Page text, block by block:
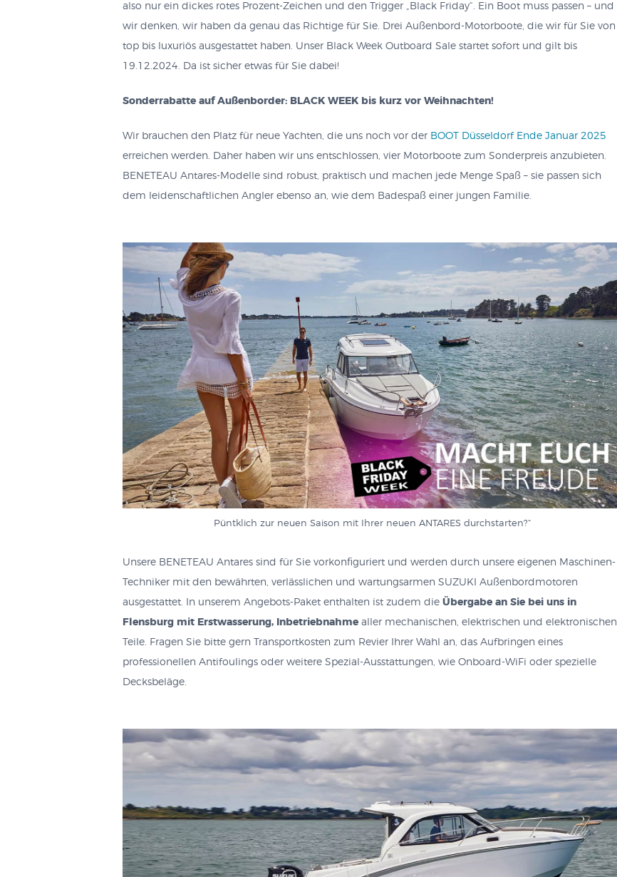
also nur ein dickes rotes Prozent-Zeichen und den Trigger „Black Friday“. Ein Boot muss passen – und
wir denken, wir haben da genau das Richtige für Sie. Drei Außenbord-Motorboote, die wir für Sie von
top bis luxuriös ausgestattet haben. Unser Black Week Outboard Sale startet sofort und gilt bis
19.12.2024. Da ist sicher etwas für Sie dabei!
Sonderrabatte auf Außenborder: BLACK WEEK bis kurz vor Weihnachten!
Wir brauchen den Platz für neue Yachten, die uns noch vor der BOOT Düsseldorf Ende Januar 2025
erreichen werden. Daher haben wir uns entschlossen, vier Motorboote zum Sonderpreis anzubieten.
BENETEAU Antares-Modelle sind robust, praktisch und machen jede Menge Spaß – sie passen sich
dem leidenschaftlichen Angler ebenso an, wie dem Badespaß einer jungen Familie.
Püntklich zur neuen Saison mit Ihrer neuen ANTARES durchstarten?“
Unsere BENETEAU Antares sind für Sie vorkonfiguriert und werden durch unsere eigenen Maschinen-
Techniker mit den bewährten, verlässlichen und wartungsarmen SUZUKI Außenbordmotoren
ausgestattet. In unserem Angebots-Paket enthalten ist zudem die Übergabe an Sie bei uns in
Flensburg mit Erstwasserung, Inbetriebnahme aller mechanischen, elektrischen und elektronischen
Teile. Fragen Sie bitte gern Transportkosten zum Revier Ihrer Wahl an, das Aufbringen eines
professionellen Antifoulings oder weitere Spezial-Ausstattungen, wie Onboard-WiFi oder spezielle
Decksbeläge.